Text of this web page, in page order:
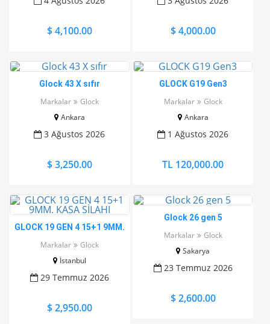
$ 4,100.00 $ 4,000.00
Glock 43 X sıfır
Markalar
Glock
Ankara
3 Ağustos 2026
$ 3,250.00
GLOCK G19 Gen3
Markalar
Glock
Ankara
1 Ağustos 2026
TL 120,000.00
GLOCK 19 GEN 4 15+1 9MM.
Markalar
Glock
İstanbul
29 Temmuz 2026
$ 2,950.00
Glock 26 gen 5
Markalar
Glock
Sakarya
23 Temmuz 2026
$ 2,600.00